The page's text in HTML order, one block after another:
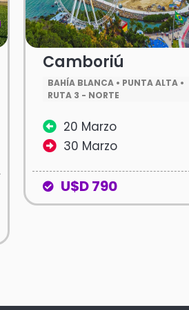
Camboriú
BAHÍA BLANCA • PUNTA ALTA •
RUTA 3 - NORTE
20 Marzo
30 Marzo
U$D 790